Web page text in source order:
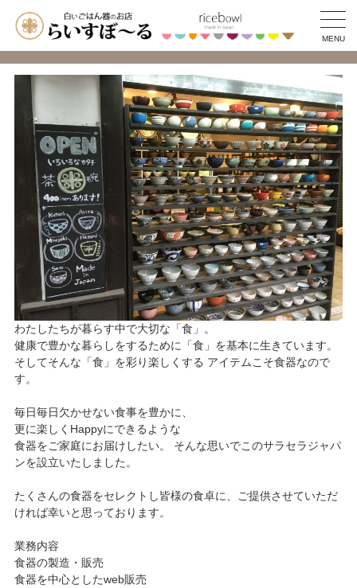
MENU
わたしたちが暮らす中で大切な「食」。
健康で豊かな暮らしをするために「食」を基本に生きています。
そしてそんな「食」を彩り楽しくする アイテムこそ食器なので
す。
毎日毎日欠かせない食事を豊かに、
更に楽しくHappyにできるような
食器をご家庭にお届けしたい。 そんな思いでこのサラセラジャパ
ンを設立いたしました。
たくさんの食器をセレクトし皆様の食卓に、ご提供させていただ
ければ幸いと思っております。
業務内容
食器の製造・販売
食器を中心としたweb販売